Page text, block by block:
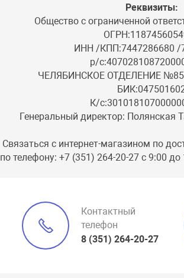
Реквизиты:
Общество с ограниченной
ИНН /КПП:7447286680 /
р/
ЧЕЛЯБИНСКОЕ ОТДЕЛЕНИЕ
К/
Генеральный директор: Полянская
Связаться с интернет-магазином по
по телефону: +7 (351) 264-20-27 с 9:00
Контактный
телефон
8 (351) 264-20-27